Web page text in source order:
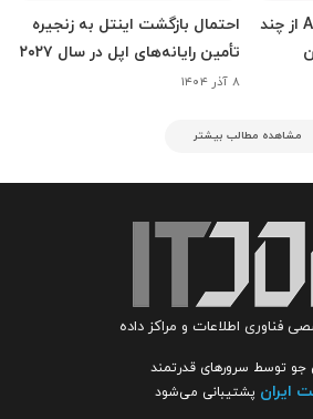
رونمایی بی‌سروصدای AMD از چند
احتمال بازگشت اینتل به زنجیره
تأمین رایانه‌های اپل در سال ۲۰۲۷
۸ آذر ۱۴۰۴
مشاهده مطالب بیشتر
فناوری اطلاعات و مراکز داده
جو توسط سرورهای قدرتمند
ایران پشتیبانی می‌شود